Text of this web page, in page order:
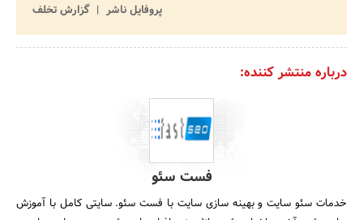
پروفایل ناشر
گزارش تخلف
درباره منتشر کننده:
فست سئو
خدمات سئو سایت و بهینه سازی سایت با فست سئو. سایتی کامل با آموزش